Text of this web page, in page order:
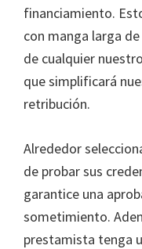
financiamiento.
con manga larga
de cualquier
que simplificará
retribución.
Alrededor
de probar sus
garantice una
sometimiento.
prestamista tenga